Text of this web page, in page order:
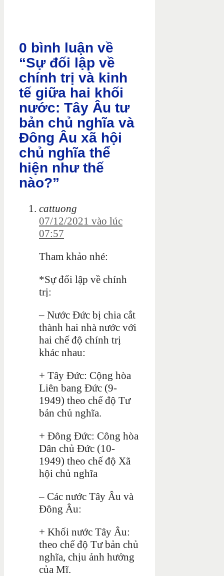
0 bình luận về
“Sự đối lập về
chính trị và kinh
tế giữa hai khối
nước: Tây Âu tư
bản chủ nghĩa và
Đông Âu xã hội
chủ nghĩa thể
hiện như thế
nào?”
cattuong
07/12/2021 vào lúc
07:57
Tham khảo nhé:
*Sự đối lập về chính
trị:
– Nước Đức bị chia cắt
thành hai nhà nước với
hai chế độ chính trị
khác nhau:
+ Tây Đức: Cộng hòa
Liên bang Đức (9-
1949) theo chế độ Tư
bản chủ nghĩa.
+ Đông Đức: Công hòa
Dân chủ Đức (10-
1949) theo chế độ Xã
hội chủ nghĩa
– Các nước Tây Âu và
Đông Âu:
+ Khối nước Tây Âu:
theo chế độ Tư bản chủ
nghĩa, chịu ảnh hưởng
của Mĩ.